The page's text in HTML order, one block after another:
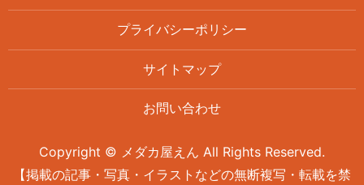
プライバシーポリシー
サイトマップ
お問い合わせ
Copyright © メダカ屋えん All Rights Reserved.
【掲載の記事・写真・イラストなどの無断複写・転載を禁